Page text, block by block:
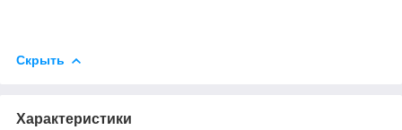
Скрыть
Характеристики